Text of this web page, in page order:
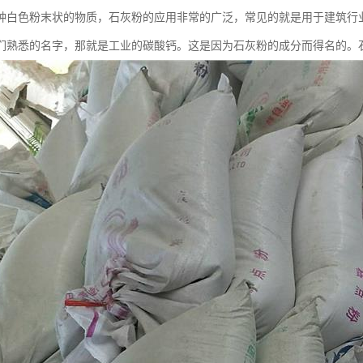
白色粉末状的物质，石灰粉的应用非常的广泛，常见的就是用于建筑
熟悉的名字，那就是工业的碳酸钙。这是因为石灰粉的成分而得名的